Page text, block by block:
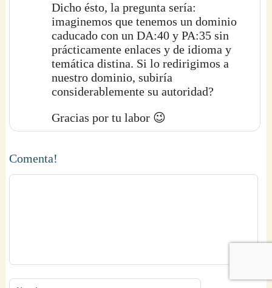
Dicho ésto, la pregunta sería:
imaginemos que tenemos un dominio
caducado con un DA:40 y PA:35 sin
prácticamente enlaces y de idioma y
temática distina. Si lo redirigimos a
nuestro dominio, subiría
considerablemente su autoridad?
Gracias por tu labor 😉
Comenta!